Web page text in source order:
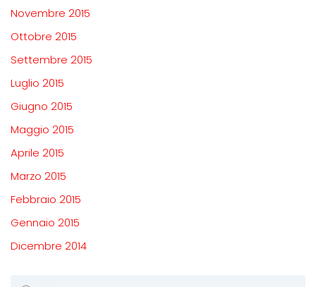
Novembre 2015
Ottobre 2015
Settembre 2015
Luglio 2015
Giugno 2015
Maggio 2015
Aprile 2015
Marzo 2015
Febbraio 2015
Gennaio 2015
Dicembre 2014